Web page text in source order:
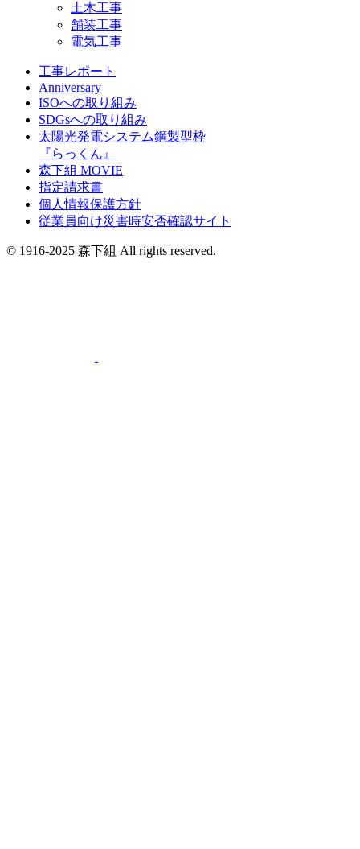
土木工事
舗装工事
電気工事
工事レポート
Anniversary
ISOへの取り組み
SDGsへの取り組み
太陽光発電システム鋼製型枠
『らっくん』
森下組 MOVIE
指定請求書
個人情報保護方針
従業員向け災害時安否確認サイト
© 1916-2025 森下組 All rights reserved.